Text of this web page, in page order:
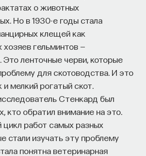
о животных
Но в 1930-е годы стала
клещей как
гельминтов —
Это ленточные черви, которые
для скотоводства. И это
и мелкий рогатый скот.
Стенкард был
кто обратил внимание на это.
цикл работ самых разных
стали изучать эту проблему
понятна ветеринарная